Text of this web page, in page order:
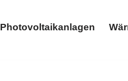
Photovoltaikanlagen